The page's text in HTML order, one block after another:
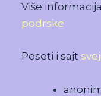
Više
podrske
Poseti i sajt